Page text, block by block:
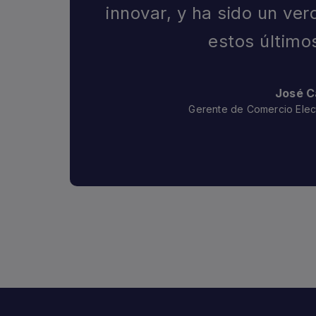
innovar, y ha sido un
estos
José
Gerente de Comercio